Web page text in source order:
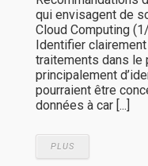
qui envisagent de
Cloud Computing
Identifier
traitements dans le
principalement
pourraient être
données à car [...]
PLUS